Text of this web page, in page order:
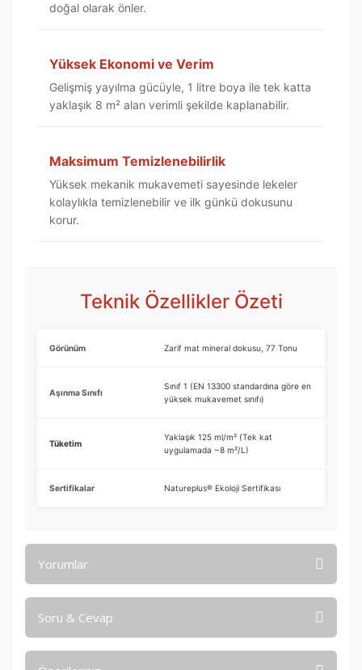
doğal olarak önler.
Yüksek Ekonomi ve Verim
Gelişmiş yayılma gücüyle, 1 litre boya ile tek katta
yaklaşık 8 m² alan verimli şekilde kaplanabilir.
Maksimum Temizlenebilirlik
Yüksek mekanik mukavemeti sayesinde lekeler
kolaylıkla temizlenebilir ve ilk günkü dokusunu
korur.
Teknik Özellikler Özeti
Görünüm Zarif mat mineral dokusu, 77 Tonu
Aşınma Sınıfı
Sınıf 1 (EN 13300 standardına göre en
yüksek mukavemet sınıfı)
Tüketim
Yaklaşık 125 ml/m² (Tek kat
uygulamada ~8 m²/L)
Sertifikalar Natureplus® Ekoloji Sertifikası
Yorumlar
Soru & Cevap